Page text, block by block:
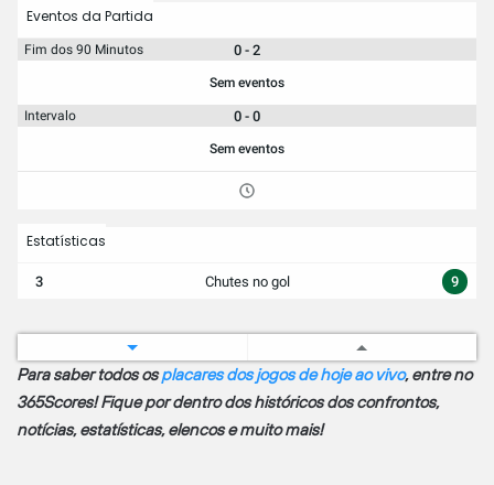
Eventos da Partida
Fim dos 90 Minutos 0 - 2
Sem eventos
Intervalo 0 - 0
Sem eventos
Estatísticas
3 Chutes no gol 9
Informação da Partida
Estádio Presidente Vargas
Capacidade: 20,062
Para saber todos osplacares dos jogos de hoje ao vivo, entre no
365Scores! Fique por dentro dos históricos dos confrontos,
notícias, estatísticas, elencos e muito mais!